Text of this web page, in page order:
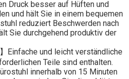
Druck besser auf Hüften und
und hält Sie in einem bequemen
reduziert Beschwerden nach
Sie durchgehend produktiv der
Einfache und leicht verständliche
Teile sind enthalten.
innerhalb von 15 Minuten